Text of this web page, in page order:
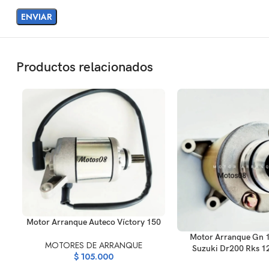
Productos relacionados
AÑADIR AL CARRITO
Motor Arranque Auteco Víctory 150
MOTORES DE ARRANQUE
$ 105.000
AÑADIR AL CARRITO
Motor Arranque Gn
Suzuki Dr200 Rks